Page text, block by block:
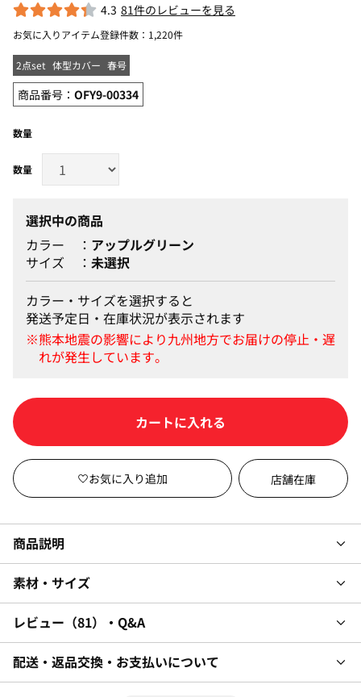
4.3 81件のレビューを見る
お気に入りアイテム登録件数： 1,220件
2点set 体型カバー 春号
商品番号： OFY9-00334
数量
選択中の商品
カラー
アップルグリーン
サイズ
未選択
カラー・サイズを選択すると
発送予定日・在庫状況が表示されます
カートに入れる
店舗在庫
商品説明
素材・サイズ
レビュー 81 ・Q&A
配送・返品交換・お支払いについて